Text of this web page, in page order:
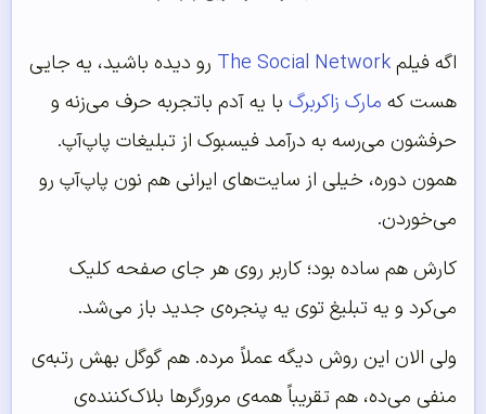
اگه فیلمThe Social Network رو دیده باشید، یه جایی
هست که مارک زاکربرگ با یه آدم باتجربه حرف می‌زنه و
حرفشون می‌رسه به درآمد فیسبوک از تبلیغات پاپ‌آپ.
همون دوره، خیلی از سایت‌های ایرانی هم نون پاپ‌آپ رو
می‌خوردن.
کارش هم ساده بود؛ کاربر روی هر جای صفحه کلیک
می‌کرد و یه تبلیغ توی یه پنجره‌ی جدید باز می‌شد.
ولی الان این روش دیگه عملاً مرده. هم گوگل بهش رتبه‌ی
منفی می‌ده، هم تقریباً همه‌ی مرورگرها بلاک‌کننده‌ی